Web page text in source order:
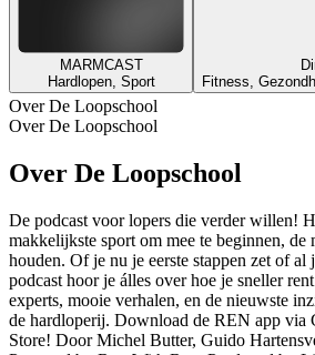
MARMCAST
Hardlopen, Sport
Fitness,
Over De Loopschool
Over De Loopschool
Over De Loopschool
De podcast voor lopers die verder willen!
makkelijkste sport om mee te beginnen,
houden. Of je nu je eerste stappen zet of al
podcast hoor je álles over hoe je sneller
experts, mooie verhalen, en de nieuwste
de hardloperij. Download de REN app via
Store! Door Michel Butter, Guido